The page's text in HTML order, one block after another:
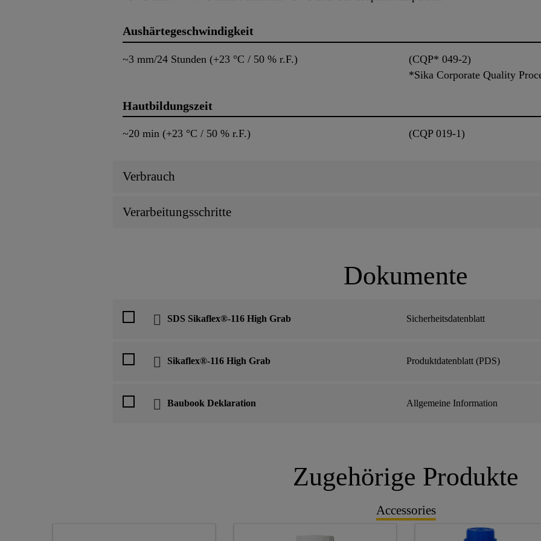
Aushärtegeschwindigkeit
~3 mm/24 Stunden (+23 °C / 50 % r.F.)
(CQP* 049-2)
*Sika Corporate Quality
Hautbildungszeit
~20 min (+23 °C / 50 % r.F.) (CQP 019-1)
Verbrauch
Verarbeitungsschritte
Dokumente
SDS Sikaflex®-116 High Grab Sicherheitsdatenblatt
Sikaflex®-116 High Grab Produktdatenblatt (PDS)
Baubook Deklaration Allgemeine Information
Zugehörige Produkte
Accessories